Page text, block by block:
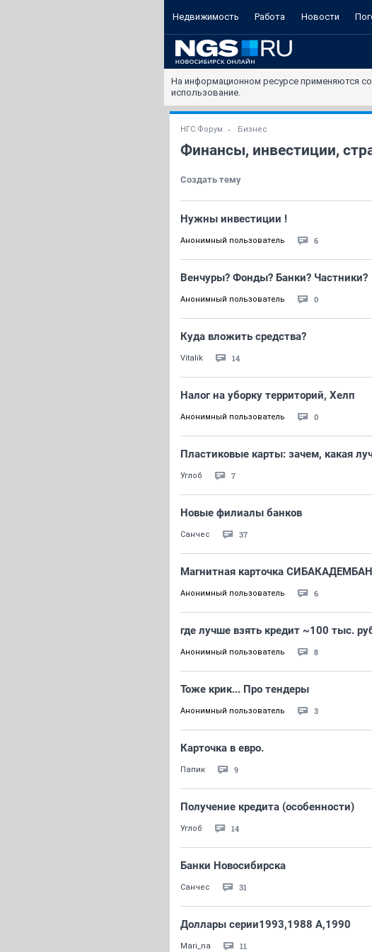
Недвижимость Работа Новости
На информационном ресурсе применяются
использование.
НГС.Форум Бизнес
Финансы, инвестиции,
Создать тему
Нужны инвестиции !
Анонимный пользователь 6
Венчуры? Фонды? Банки? Частники?
Анонимный пользователь 0
Куда вложить средства?
Vitalik 14
Налог на уборку территорий, Хелп
Анонимный пользователь 0
Пластиковые карты: зачем, какая
Углоб 7
Новые филиалы банков
Санчес 37
Магнитная карточка
Анонимный пользователь 6
где лучше взять кредит ~100 тыс.
Анонимный пользователь 8
Тоже крик... Про тендеры
Анонимный пользователь 3
Карточка в евро.
Папик 9
Получение кредита (особенности)
Углоб 14
Банки Новосибирска
Санчес 31
Доллары серии1993,1988 А,1990
Mari_na 11